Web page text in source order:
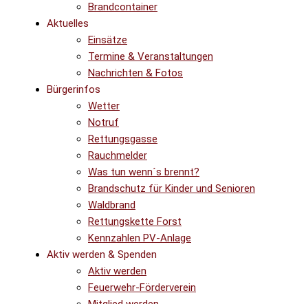
Brandcontainer
Aktuelles
Einsätze
Termine & Veranstaltungen
Nachrichten & Fotos
Bürgerinfos
Wetter
Notruf
Rettungsgasse
Rauchmelder
Was tun wenn´s brennt?
Brandschutz für Kinder und Senioren
Waldbrand
Rettungskette Forst
Kennzahlen PV-Anlage
Aktiv werden & Spenden
Aktiv werden
Feuerwehr-Förderverein